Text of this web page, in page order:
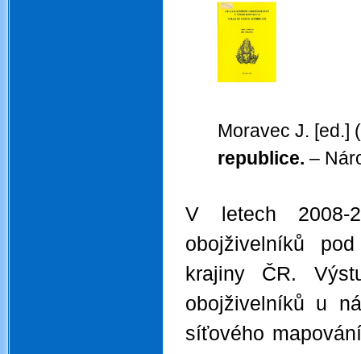
Moravec J. [ed.]
republice. –
V letech 2008-
obojživelníků
krajiny ČR.
obojživelníků u
síťového